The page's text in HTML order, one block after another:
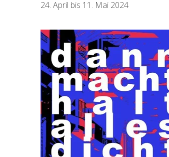
24. April bis 11. Mai 2024